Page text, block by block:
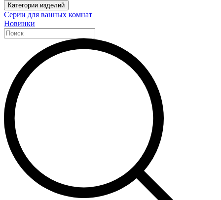
Категории изделий
Серии для ванных комнат
Новинки